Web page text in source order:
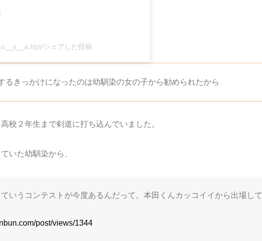
がシェアした投稿
るきっかけになったのは幼馴染の女の子から勧められたから
校２年生まで剣道に打ち込んでいました。
いた幼馴染から、
ていうコンテストが今度あるんだって。本田くんカッコイイから出場して
post/views/1344